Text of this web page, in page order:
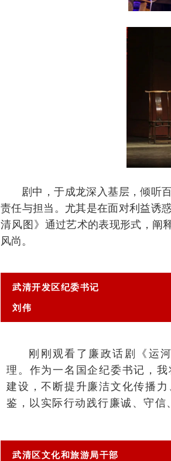
剧中，于成龙深入基层，倾听
责任与担当。尤其是在面对利益诱
清风图》 通过艺术的表现形式，阐
风尚。
武清开发区纪委书记
刘伟
刚刚观看了廉政话剧《运
理。作为一名国企纪委书记，
建设，不断提升廉洁文化传播
鉴，以实际行动践行廉诚、守信
武清区文化和旅游局干部